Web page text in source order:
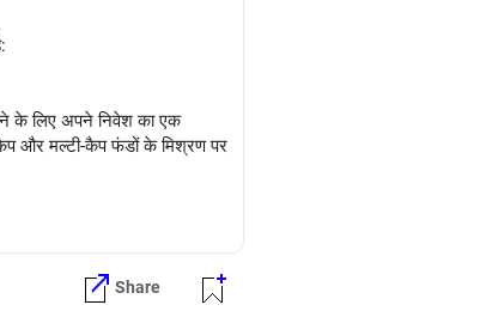
के लिए अपने निवेश का एक
कैप और मल्टी-कैप फंडों के मिश्रण पर
सुनिश्चित करने के लिए लक्ष्य
अपने बेटे की शादी के लक्ष्य के
Share